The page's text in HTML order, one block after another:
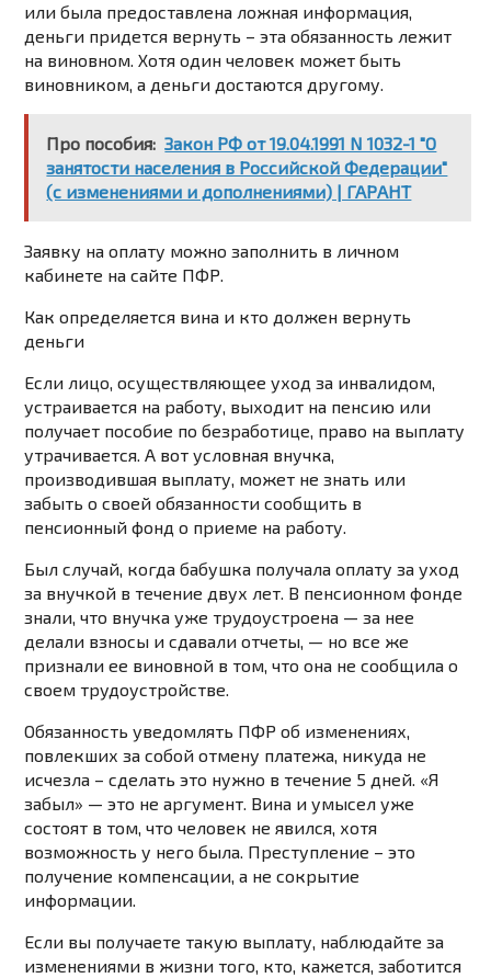
или была предоставлена ​​ложная информация,
деньги придется вернуть – эта обязанность лежит
на виновном. Хотя один человек может быть
виновником, а деньги достаются другому.
Про пособия: Закон РФ от 19.04.1991 N 1032-1 "О
занятости населения в Российской Федерации"
(с изменениями и дополнениями) | ГАРАНТ
Заявку на оплату можно заполнить в личном
кабинете на сайте ПФР.
Как определяется вина и кто должен вернуть
деньги
Если лицо, осуществляющее уход за инвалидом,
устраивается на работу, выходит на пенсию или
получает пособие по безработице, право на выплату
утрачивается. А вот условная внучка,
производившая выплату, может не знать или
забыть о своей обязанности сообщить в
пенсионный фонд о приеме на работу.
Был случай, когда бабушка получала оплату за уход
за внучкой в ​​течение двух лет. В пенсионном фонде
знали, что внучка уже трудоустроена — за нее
делали взносы и сдавали отчеты, — но все же
признали ее виновной в том, что она не сообщила о
своем трудоустройстве.
Обязанность уведомлять ПФР об изменениях,
повлекших за собой отмену платежа, никуда не
исчезла – сделать это нужно в течение 5 дней. «Я
забыл» — это не аргумент. Вина и умысел уже
состоят в том, что человек не явился, хотя
возможность у него была. Преступление – это
получение компенсации, а не сокрытие
информации.
Если вы получаете такую ​​выплату, наблюдайте за
изменениями в жизни того, кто, кажется, заботится